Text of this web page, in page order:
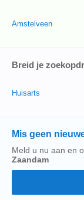
Amstelveen
Breid je
Huisarts
Mis geen
Meld u nu aan en
Zaandam